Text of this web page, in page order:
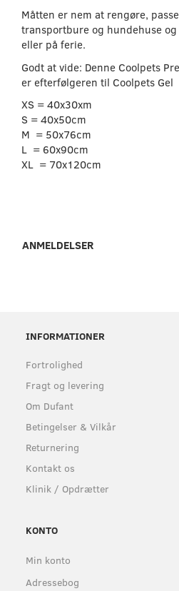
Måtten er nem at rengøre,
transportbure og hundehuse
eller på ferie.
Godt at vide: Denne Coolpets
er efterfølgeren til Coolpets Gel
XS = 40x30xm
S = 40x50cm
M = 50x76cm
L = 60x90cm
XL = 70x120cm
ANMELDELSER
INFORMATIONER
Fortrolighed
Fragt og levering
Om Dufant
Betingelser & Vilkår
Returnering
Kontakt os
Klinik / Opdrætter
KONTO
Min konto
Adressebog